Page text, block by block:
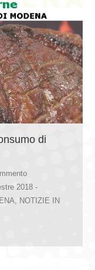
di
2018 -
, NOTIZIE IN